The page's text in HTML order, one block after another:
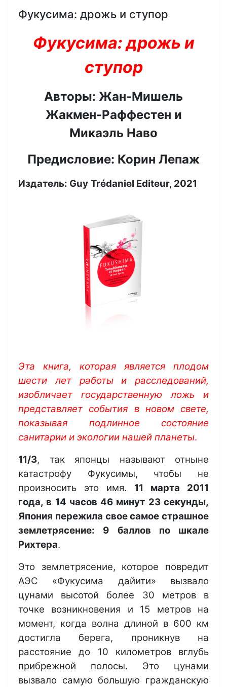
Фукусима: дрожь и ступор
Фукусима: дрожь и
ступор
Авторы: Жан-Мишель
Жакмен-Раффестен и
Микаэль Наво
Предисловие: Корин Лепаж
Издатель: Guy Trédaniel Editeur, 2021
Эта книга, которая является плодом
шести лет работы и расследований,
изобличает государственную ложь и
представляет события в новом свете,
показывая подлинное состояние
санитарии и экологии нашей планеты.
11/3, так японцы называют отныне
катастрофу Фукусимы, чтобы не
произносить это имя. 11 марта 2011
года, в 14 часов 46 минут 23 секунды,
Япония пережила свое самое страшное
землетрясение: 9 баллов по шкале
Рихтера.
Это землетрясение, которое повредит
АЭС «Фукусима дайити» вызвало
цунами высотой более 30 метров в
точке возникновения и 15 метров на
момент, когда волна длиной в 600 км
достигла берега, проникнув на
расстояние до 10 километров вглубь
прибрежной полосы. Это цунами
вызвало самую большую гражданскую